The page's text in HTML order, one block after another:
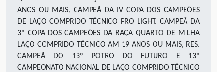
ANOS OU MAIS, CAMPEÃ DA IV COPA DOS CAMPEÕES
DE LAÇO COMPRIDO TÉCNICO PRO LIGHT, CAMPEÃ DA
3º COPA DOS CAMPEÕES DA RAÇA QUARTO DE MILHA
LAÇO COMPRIDO TÉCNICO AM 19 ANOS OU MAIS, RES.
CAMPEÃ DO 13º POTRO DO FUTURO E 13º
CAMPEONATO NACIONAL DE LAÇO COMPRIDO TÉCNICO